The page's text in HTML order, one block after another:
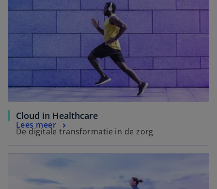
Cloud in Healthcare
De digitale transformatie in de zorg
Lees meer